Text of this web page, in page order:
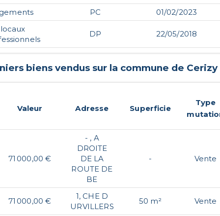
PC
01/02/2023
locaux
DP 22/05/2018
biens vendus sur la commune de Cerizy
Valeur Adresse Superficie
Type
71 000,00 €
- , A
DROITE
DE LA
ROUTE DE
BE
- Vente
71 000,00 €
1, CHE D
URVILLERS
50 m² Vente